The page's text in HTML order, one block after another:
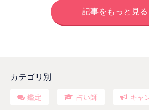
記事をもっと見る
カテゴリ別
鑑定 占い師 キャ